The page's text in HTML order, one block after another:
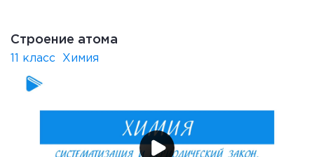
Строение атома
11 класс Химия